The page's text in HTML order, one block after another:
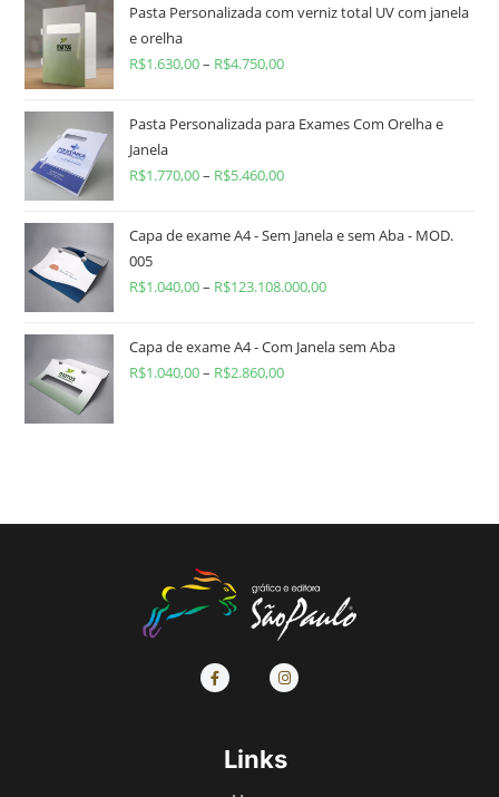
Pasta Personalizada com verniz total UV com janela
e orelha
R$1.630,00– R$4.750,00
Pasta Personalizada para Exames Com Orelha e
Janela
R$1.770,00– R$5.460,00
Capa de exame A4 - Sem Janela e sem Aba - MOD.
005
R$1.040,00– R$123.108.000,00
Capa de exame A4 - Com Janela sem Aba
R$1.040,00– R$2.860,00
Links